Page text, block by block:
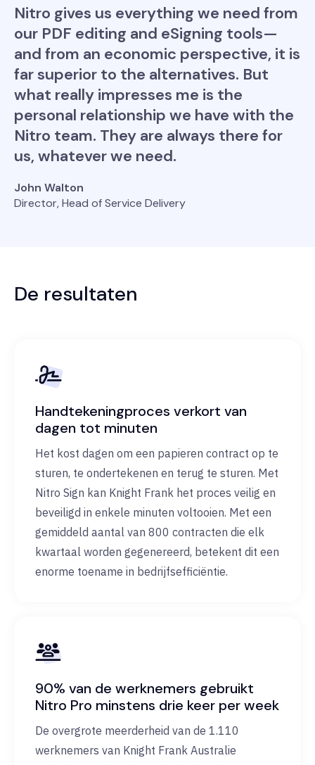
Nitro gives us everything we need from
our PDF editing and eSigning tools—
and from an economic perspective, it is
far superior to the alternatives. But
what really impresses me is the
personal relationship we have with the
Nitro team. They are always there for
us, whatever we need.
John Walton
Director, Head of Service Delivery
De resultaten
Handtekeningproces verkort van
dagen tot minuten
Het kost dagen om een papieren contract op te
sturen, te ondertekenen en terug te sturen. Met
Nitro Sign kan Knight Frank het proces veilig en
beveiligd in enkele minuten voltooien. Met een
gemiddeld aantal van 800 contracten die elk
kwartaal worden gegenereerd, betekent dit een
enorme toename in bedrijfsefficiëntie.
90% van de werknemers gebruikt
Nitro Pro minstens drie keer per week
De overgrote meerderheid van de 1.110
werknemers van Knight Frank Australie